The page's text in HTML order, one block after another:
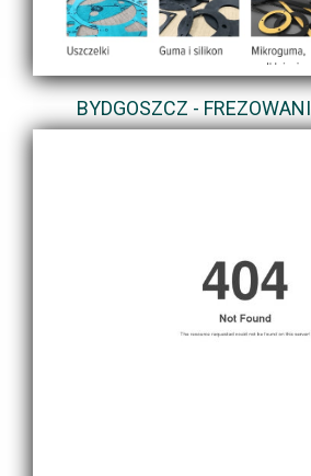
BYDGOSZCZ -